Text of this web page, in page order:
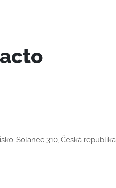
Solanec 310, Česká republika